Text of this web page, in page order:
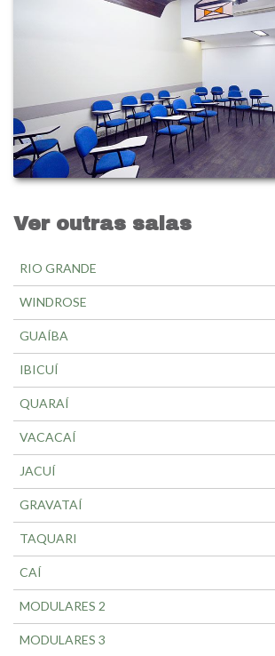
Ver outras salas
RIO GRANDE
WINDROSE
GUAÍBA
IBICUÍ
QUARAÍ
VACACAÍ
JACUÍ
GRAVATAÍ
TAQUARI
CAÍ
MODULARES 2
MODULARES 3